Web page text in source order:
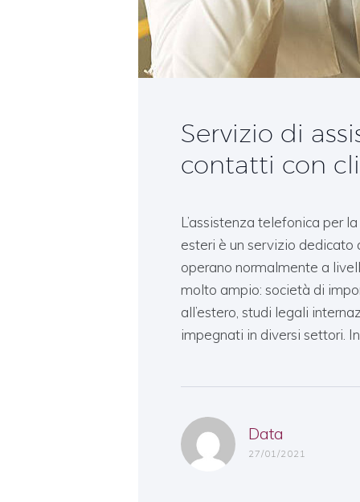
Servizio di
contatti con
L’assistenza telefonica per
esteri è un servizio
operano normalmente a
molto ampio: società di
all’estero, studi legali
impegnati in diversi settori.
Data
27/01/2021